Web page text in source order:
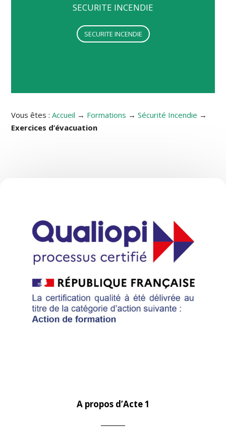
SECURITE INCENDIE
SECURITE INCENDIE
Vous êtes :Accueil → Formations →Sécurité Incendie →
Exercices d’évacuation
A propos d’Acte 1